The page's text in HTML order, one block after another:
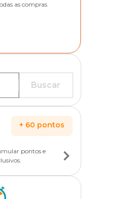
as compras
Buscar
+ 60 pontos
pontos e